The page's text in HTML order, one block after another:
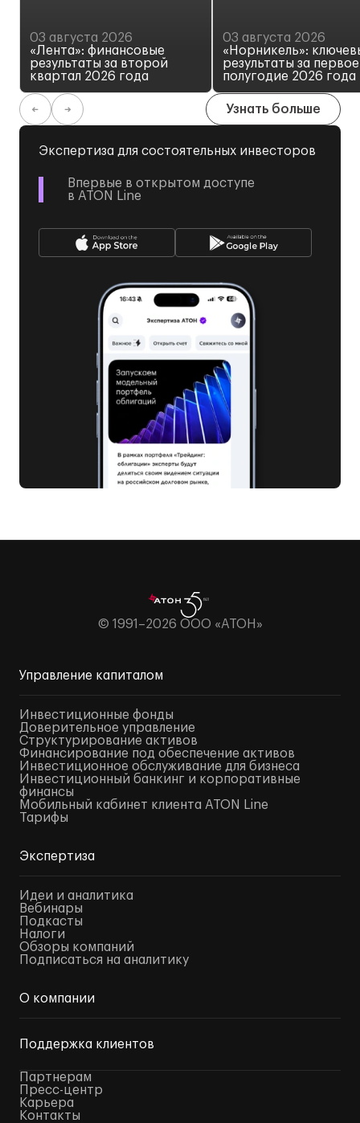
03 августа 2026
«Лента»: финансовые
результаты за второй
квартал 2026 года
03 августа 2026
«Норникель»:
результаты за первое
полугодие 2026 года
Узнать больше
Экспертиза для состоятельных инвесторов
Впервые в открытом доступе
в ATON Line
© 1991–2026 ООО «АТОН»
Управление капиталом
Инвестиционные фонды
Доверительное управление
Структурирование активов
Финансирование под обеспечение активов
Инвестиционное обслуживание для бизнеса
Инвестиционный банкинг и корпоративные
финансы
Мобильный кабинет клиента ATON Line
Тарифы
Экспертиза
Идеи и аналитика
Вебинары
Подкасты
Налоги
Обзоры компаний
Подписаться на аналитику
О компании
Поддержка клиентов
Партнерам
Пресс-центр
Карьера
Контакты